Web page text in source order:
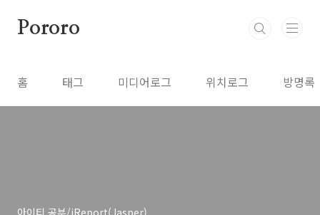
Pororo
홈 태그 미디어로그 위치로그 방명록
아이티 공부/iReport(Jasper)